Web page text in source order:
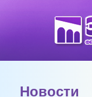
Новости